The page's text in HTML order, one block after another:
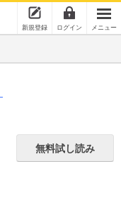
新規登録 ログイン メニュー
無料試し読み